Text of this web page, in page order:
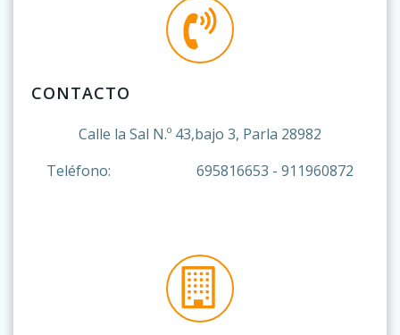
CONTACTO
Calle la Sal N.º 43,bajo 3, Parla 28982
Teléfono: 695816653 - 911960872